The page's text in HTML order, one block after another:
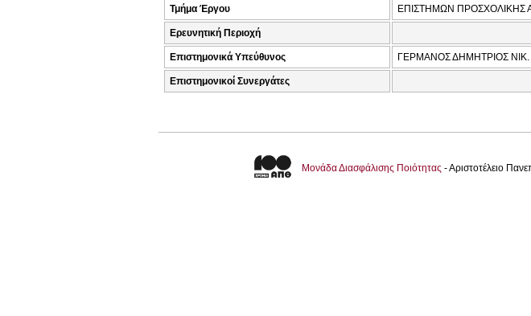
Τμήμα Έργου ΕΠΙΣΤΗΜΩΝ ΠΡΟΣΧΟΛΙΚΗΣ
Ερευνητική Περιοχή
Επιστημονικά Υπεύθυνος ΓΕΡΜΑΝΟΣ ΔΗΜΗΤΡΙΟΣ ΝΙΚ.
Επιστημονικοί Συνεργάτες
Μονάδα Διασφάλισης Ποιότητας - Αριστοτέλειο